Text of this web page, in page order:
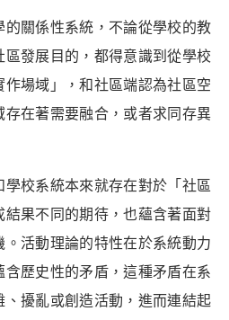
關係性系統，不論從學校的教
發展目的，都得意識到從學校
場域」，和社區端認為社區空
存在著需要融合，或者求同存異
校系統本來就存在對於「社區
果不同的期待，也蘊含著面對
活動理論的特性在於系統動力
歷史性的矛盾，這種矛盾在系
擾亂或創造活動，進而連結起